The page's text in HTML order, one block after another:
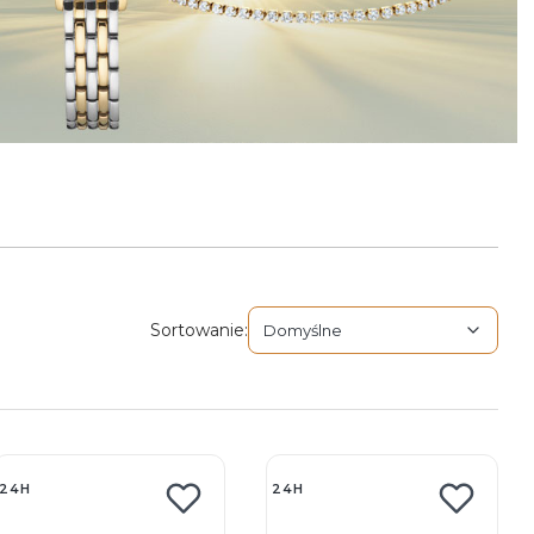
Sortowanie: Domyślne
Domyślne
produkty
24H 24H